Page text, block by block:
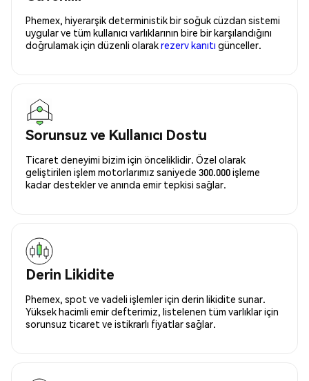
Phemex, hiyerarşik deterministik bir soğuk cüzdan sistemi
uygular ve tüm kullanıcı varlıklarının bire bir karşılandığını
doğrulamak için düzenli olarakrezerv kanıtı günceller.
Sorunsuz ve Kullanıcı Dostu
Ticaret deneyimi bizim için önceliklidir. Özel olarak
geliştirilen işlem motorlarımız saniyede 300.000 işleme
kadar destekler ve anında emir tepkisi sağlar.
Derin Likidite
Phemex, spot ve vadeli işlemler için derin likidite sunar.
Yüksek hacimli emir defterimiz, listelenen tüm varlıklar için
sorunsuz ticaret ve istikrarlı fiyatlar sağlar.